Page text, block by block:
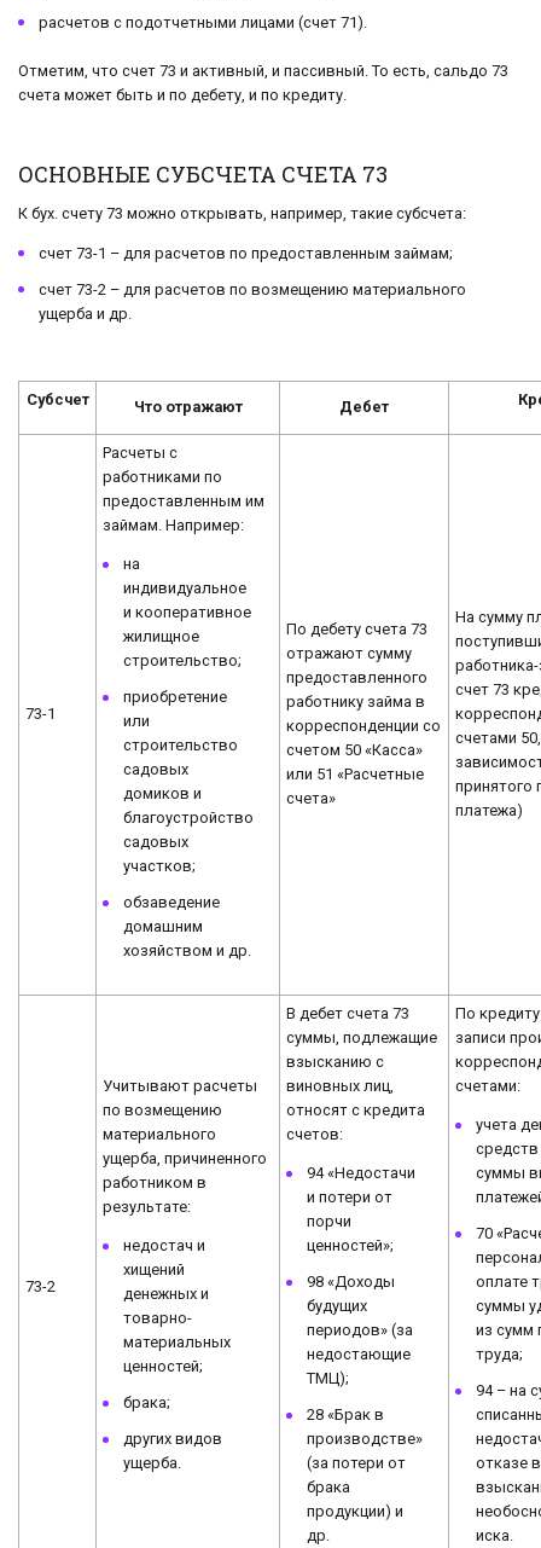
расчетов с подотчетными лицами (счет 71).
Отметим, что счет 73 и активный, и пассивный. То есть, сальдо 73
счета может быть и по дебету, и по кредиту.
ОСНОВНЫЕ СУБСЧЕТА СЧЕТА 73
К бух. счету 73 можно открывать, например, такие субсчета:
счет 73-1 – для расчетов по предоставленным займам;
счет 73-2 – для расчетов по возмещению материального
ущерба и др.
Субсчет Что отражают Дебет
73-1
Расчеты с
работниками по
предоставленным им
займам. Например:
на
индивидуальное
и кооперативное
жилищное
строительство;
приобретение
или
строительство
садовых
домиков и
благоустройство
садовых
участков;
обзаведение
домашним
хозяйством и др.
По дебету счета 73
отражают сумму
предоставленного
работнику займа в
корреспонденции со
счетом 50 «Касса»
или 51 «Расчетные
счета»
На сумму
счет 73
счетами
принятого
платежа)
73-2
Учитывают расчеты
по возмещению
материального
ущерба, причиненного
работником в
результате:
недостач и
хищений
денежных и
товарно-
материальных
ценностей;
брака;
других видов
ущерба.
В дебет счета 73
суммы, подлежащие
взысканию с
виновных лиц,
относят с кредита
счетов:
94 «Недостачи
и потери от
порчи
ценностей»;
98 «Доходы
будущих
периодов» (за
недостающие
ТМЦ);
28 «Брак в
производстве»
(за потери от
брака
продукции) и
др.
По
записи
счетами:
учета
средств
суммы
70
оплате
суммы
из сумм
труда;
94 – на
отказе
иска.